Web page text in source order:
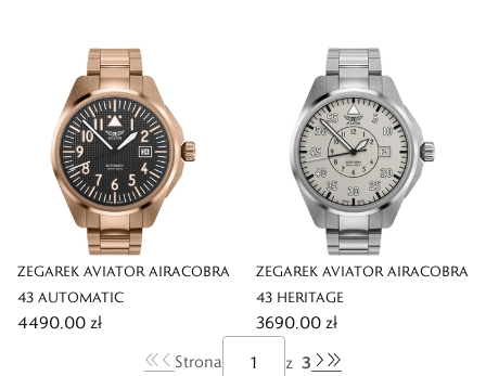
ZEGAREK AVIATOR AIRACOBRA
43 AUTOMATIC
4490,00 zł
ZEGAREK AVIATOR AIRACOBRA
43 HERITAGE
3690,00 zł
Strona
z 3